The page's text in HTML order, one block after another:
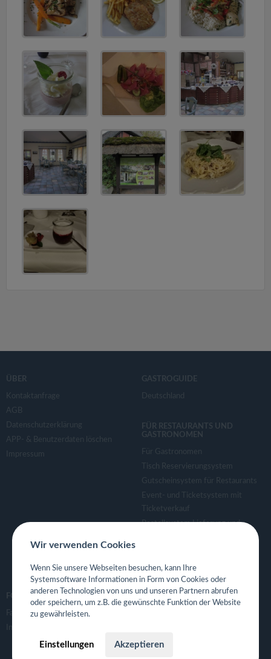
ÜBER
Kontaktanfrage
AGB
Datenschutzerklärung
APP- & Benutzerdaten löschen
Impressum
GASTROGUIDE
Deutschland
FÜR RESTAURANTS UND
GASTRONOMEN
Für Gastronomen
Tisch Reservierungsystem
Gutscheinsystem für Restaurants
Event- und Ticketsystem mit
Ticketverkauf
Bestellsystem Lieferung und
Eigene App für Restaurant
FOLGE UNS
Facebook
Instagram
Wir verwenden Cookies
Wenn Sie unsere Webseiten besuchen, kann Ihre
Systemsoftware Informationen in Form von Cookies oder
anderen Technologien von uns und unseren Partnern abrufen
oder speichern, um z.B. die gewünschte Funktion der Website
zu gewährleisten.
Einstellungen Akzeptieren